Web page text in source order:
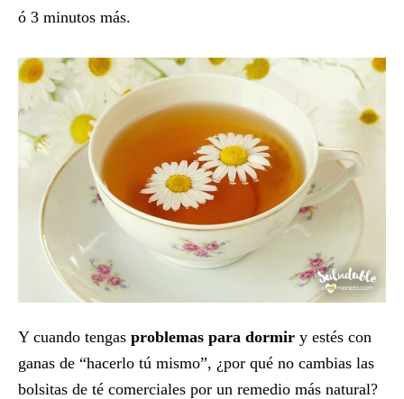
ó 3 minutos más.
Y cuando tengas problemas para dormir y estés con
ganas de “hacerlo tú mismo”, ¿por qué no cambias las
bolsitas de té comerciales por un remedio más natural?